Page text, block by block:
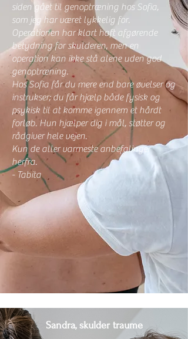
siden gået til genoptræning hos Sofia,
som jeg har været lykkelig for.
Operationen har klart haft afgørende
betydning for skulderen, men en
operation kan ikke stå alene uden god
genoptræning.
Hos Sofia får du mere end bare øvelser og
instrukser; du får hjælp både fysisk og
psykisk til at komme igennem et hårdt
forløb. Hun hjælper dig i mål, støtter og
rådgiver hele vejen.
Kun de aller varmeste anbefalinger
herfra.
- Tabita
Sandra, skulder traume